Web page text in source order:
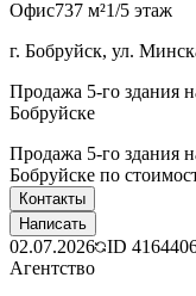
Офис737 м²1/5 этаж
г. Бобруйск, ул.
Продажа 5-го здания
Бобруйске
Продажа 5-го здания
Бобруйске по
Контакты
Написать
02.07.2026 ID
Агентство